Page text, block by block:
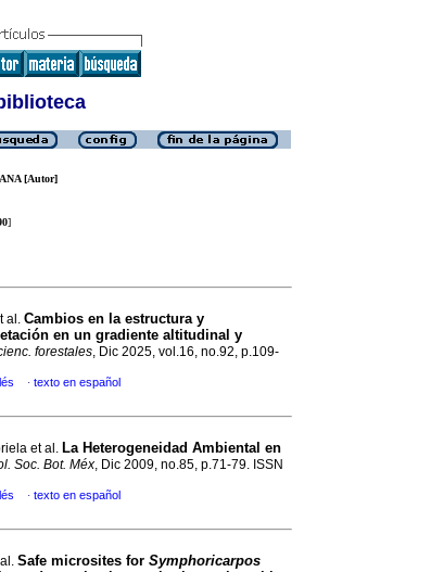
[Autor]
]
al. Cambios en la estructura y
en un gradiente altitudinal y
forestales, Dic 2025, vol.16, no.92, p.109-
· texto en español
et al. La Heterogeneidad Ambiental en
Soc. Bot. Méx, Dic 2009, no.85, p.71-79. ISSN
· texto en español
Safe microsites for Symphoricarpos